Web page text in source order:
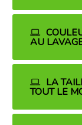
AU
LA
TOUT LE